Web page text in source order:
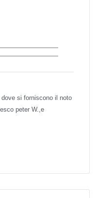
si forniscono il noto
peter W.,e